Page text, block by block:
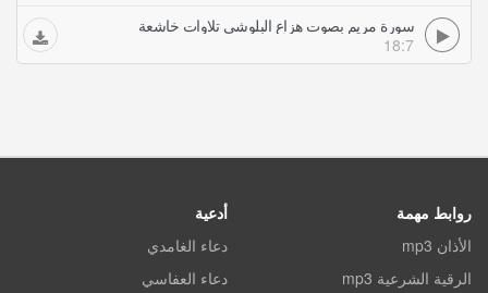
سورة مريم بصوت هزاع البلوشي تلاوات خاشعة
18:7
روابط مهمة
الأذان mp3
الرقية الشرعية mp3
أدعية
دعاء الغامدي
دعاء العفاسي